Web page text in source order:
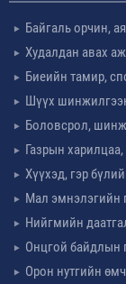
Байгаль орчин,
Худалдан авах
Биеийн тамир,
Шүүх
Боловсрол,
Газрын
Хүүхэд, гэр
Мал эмнэлэгийн
Нийгмийн
Онцгой байдлын
Орон нутгийн